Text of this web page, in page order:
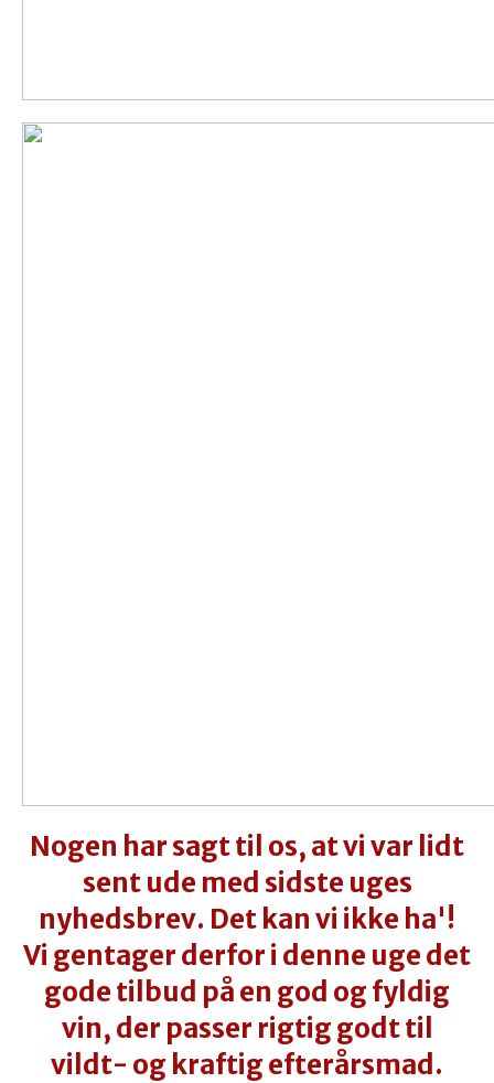
Nogen har sagt til os, at vi var lidt
sent ude med sidste uges
nyhedsbrev. Det kan vi ikke ha'!
Vi gentager derfor i denne ugedet
gode tilbud på en god og fyldig
vin, der passer rigtig godt til
vildt- og kraftig efterårsmad.